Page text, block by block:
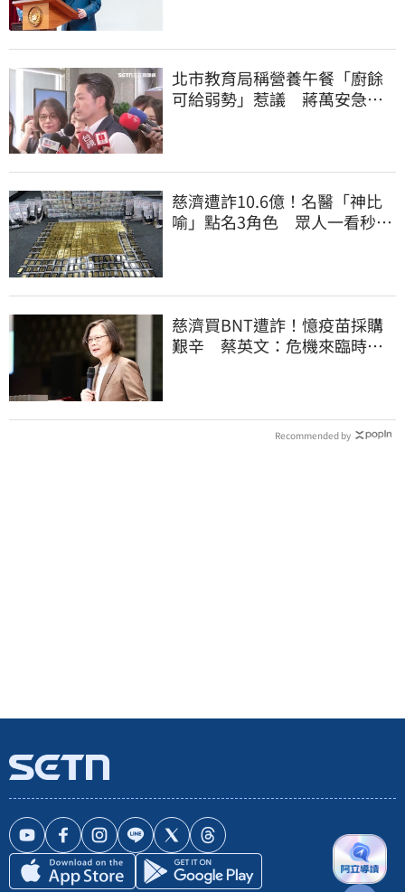
北市教育局稱營養午餐「廚餘
可給弱勢」惹議 蔣萬安急
慈濟遭詐10.6億！名醫「神比
喻」點名3角色 眾人一看秒懂
慈濟買BNT遭詐！憶疫苗採購
艱辛 蔡英文：危機來臨時務
Recommended by